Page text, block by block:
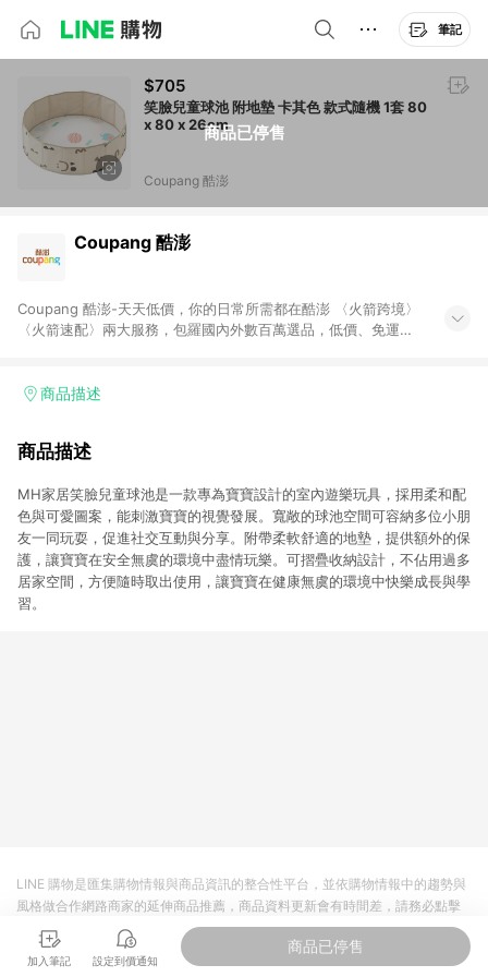
筆記
商品已停售
$705
笑臉兒童球池 附地墊 卡其色 款式隨機 1套 80
x 80 x 26cm
Coupang 酷澎
Coupang 酷澎
Coupang 酷澎-天天低價，你的日常所需都在酷澎 〈火箭跨境〉
〈火箭速配〉兩大服務，包羅國內外數百萬選品，低價、免運，
加入WOW會員告別湊免運，火箭速配、火箭跨境優質選品不限金
商品描述
商品描述
MH家居笑臉兒童球池是一款專為寶寶設計的室內遊樂玩具，採用柔和配
色與可愛圖案，能刺激寶寶的視覺發展。寬敞的球池空間可容納多位小朋
友一同玩耍，促進社交互動與分享。附帶柔軟舒適的地墊，提供額外的保
護，讓寶寶在安全無虞的環境中盡情玩樂。可摺疊收納設計，不佔用過多
居家空間，方便隨時取出使用，讓寶寶在健康無虞的環境中快樂成長與學
習。
加入筆記 設定到價通知
商品已停售
LINE 購物是匯集購物情報與商品資訊的整合性平台，並依購物情報中的趨勢與
風格做合作網路商家的延伸商品推薦，商品資料更新會有時間差，請務必點擊
商品至各合作網路商家，確認現售價與購物條件，一切資訊以合作廠商網頁為
準。